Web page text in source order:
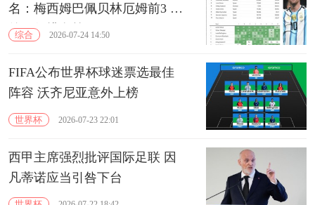
名：梅西姆巴佩贝林厄姆前3 罗
德里仅排名第18
综合 2026-07-24 14:50
FIFA公布世界杯球迷票选最佳
阵容 沃齐尼亚意外上榜
世界杯 2026-07-23 22:01
西甲主席强烈批评国际足联 因
凡蒂诺应当引咎下台